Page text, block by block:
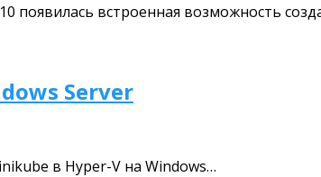
появилась встроенная возможность
Server
в Hyper-V на Windows…